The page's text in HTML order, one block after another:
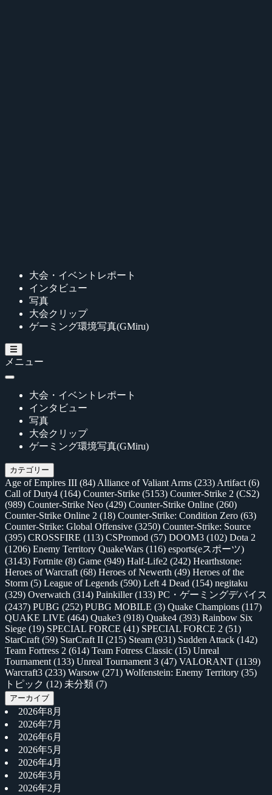
大会・イベントレポート
インタビュー
写真
大会クリップ
ゲーミング環境写真(GMiru)
メニュー
大会・イベントレポート
インタビュー
写真
大会クリップ
ゲーミング環境写真(GMiru)
カテゴリー
Age of Empires III (84) Alliance of Valiant Arms (233) Artifact (6)
Call of Duty4 (164) Counter-Strike (5153) Counter-Strike 2 (CS2)
(989) Counter-Strike Neo (429) Counter-Strike Online (260)
Counter-Strike Online 2 (18) Counter-Strike: Condition Zero (63)
Counter-Strike: Global Offensive (3250) Counter-Strike: Source
(395) CROSSFIRE (113) CSPromod (57) DOOM3 (102) Dota 2
(1206) Enemy Territory QuakeWars (116) esports(eスポーツ)
(3143) Fortnite (8) Game (949) Half-Life2 (242) Hearthstone:
Heroes of Warcraft (68) Heroes of Newerth (49) Heroes of the
Storm (5) League of Legends (590) Left 4 Dead (154) negitaku
(329) Overwatch (314) Painkiller(133) PC・ゲーミングデバイス
(2437) PUBG (252) PUBG MOBILE (3) Quake Champions (117)
QUAKE LIVE (464) Quake3 (918) Quake4 (393) Rainbow Six
Siege (19) SPECIAL FORCE (41) SPECIAL FORCE 2 (51)
StarCraft (59) StarCraft II (215) Steam (931) Sudden Attack (142)
Team Fortress 2 (614) Team Fotress Classic (15) Unreal
Tournament (133) Unreal Tournament 3 (47) VALORANT (1139)
Warcraft3 (233) Warsow (271) Wolfenstein: Enemy Territory (35)
トピック (12) 未分類 (7)
アーカイブ
2026年8月
2026年7月
2026年6月
2026年5月
2026年4月
2026年3月
2026年2月